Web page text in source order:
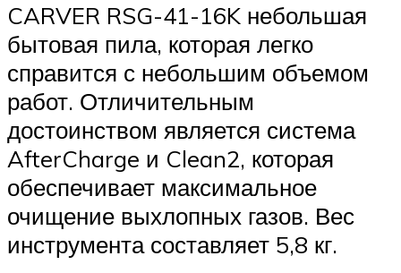
CARVER RSG-41-16K небольшая
бытовая пила, которая легко
справится с небольшим объемом
работ. Отличительным
достоинством является система
AfterCharge и Clean2, которая
обеспечивает максимальное
очищение выхлопных газов. Вес
инструмента составляет 5,8 кг.